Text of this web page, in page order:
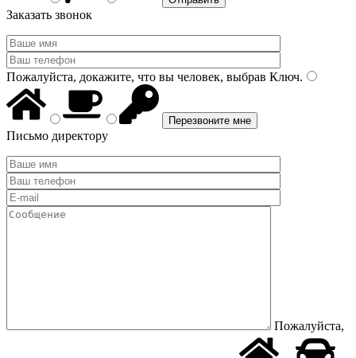
Заказать звонок
Пожалуйста, докажите, что вы человек, выбрав Ключ.
Письмо директору
Пожалуйста,